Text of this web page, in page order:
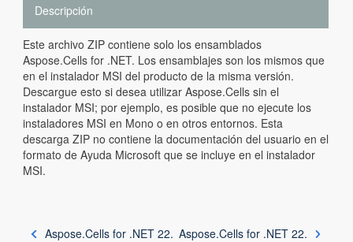
Descripción
Este archivo ZIP contiene solo los ensamblados
Aspose.Cells for .NET. Los ensamblajes son los mismos que
en el instalador MSI del producto de la misma versión.
Descargue esto si desea utilizar Aspose.Cells sin el
instalador MSI; por ejemplo, es posible que no ejecute los
instaladores MSI en Mono o en otros entornos. Esta
descarga ZIP no contiene la documentación del usuario en el
formato de Ayuda Microsoft que se incluye en el instalador
MSI.
Aspose.Cells for .NET 22. Aspose.Cells for .NET 22.